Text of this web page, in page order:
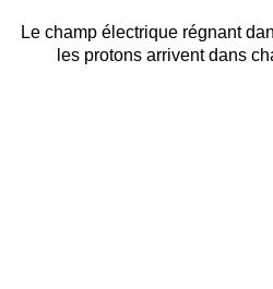
Le champ électrique régnant
les protons arrivent dans